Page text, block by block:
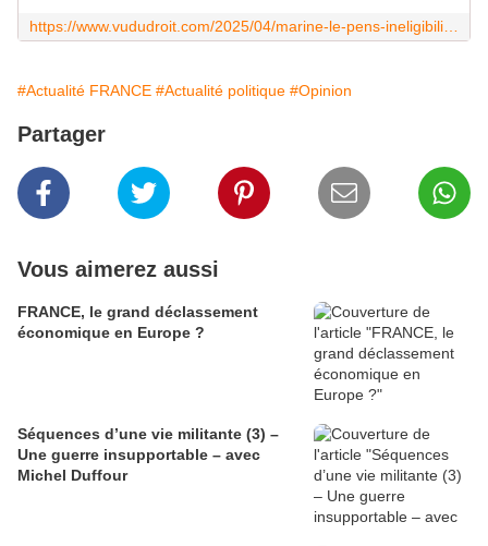
#Actualité FRANCE #Actualité politique #Opinion
Partager
Vous aimerez aussi
FRANCE, le grand déclassement
économique en Europe ?
Séquences d’une vie militante (3) –
Une guerre insupportable – avec
Michel Duffour